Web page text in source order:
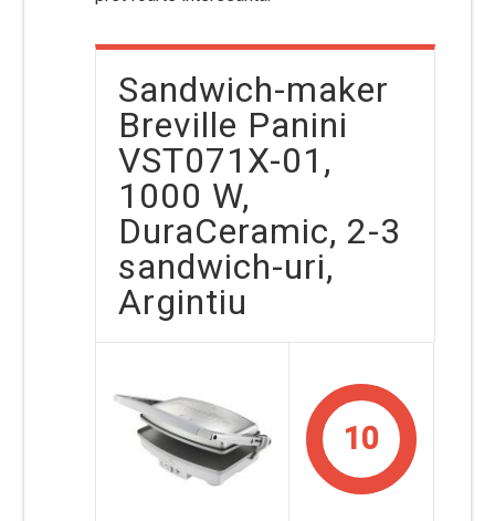
Sandwich-maker
Breville Panini
VST071X-01,
1000 W,
DuraCeramic, 2-3
sandwich-uri,
Argintiu
10